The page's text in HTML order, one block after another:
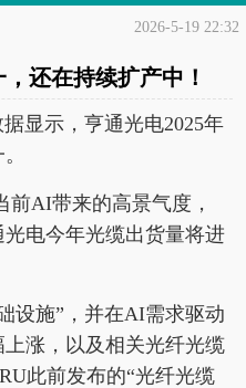
2026-5-19 22:32
还在持续扩产中！
显示，亨通光电2025年
AI带来的高景气度，
电今年光缆出货量将进
设施”，并在AI需求驱动
涨，以及相关光纤光缆
此前发布的“光纤光缆